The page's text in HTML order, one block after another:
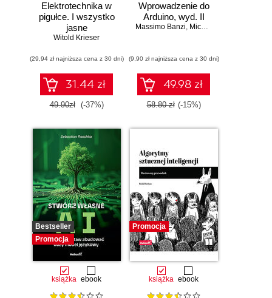
Elektrotechnika w
pigułce. I wszystko
jasne
Witold Krieser
(29,94 zł najniższa cena z 30 dni)
31.44 zł
49.90zł (-37%)
Wprowadzenie do
Arduino, wyd. II
Massimo Banzi, Michael Shiloh
(9,90 zł najniższa cena z 30 dni)
49.98 zł
58.80 zł (-15%)
Bestseller
Promocja
książka ebook
Promocja
książka ebook